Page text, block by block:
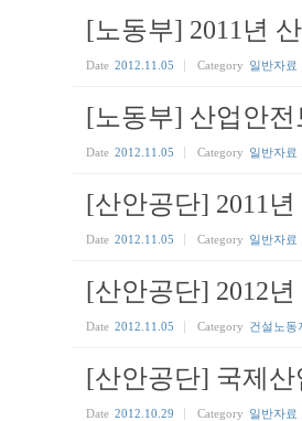
[노동부] 2011년
Date 2012.11.05 Category 일반자료
[노동부] 산업안
Date 2012.11.05 Category 일반자료
[산안공단] 2011
Date 2012.11.05 Category 일반자료
[산안공단] 2012
Date 2012.11.05 Category 건설노동
[산안공단] 국제산
Date 2012.10.29 Category 일반자료